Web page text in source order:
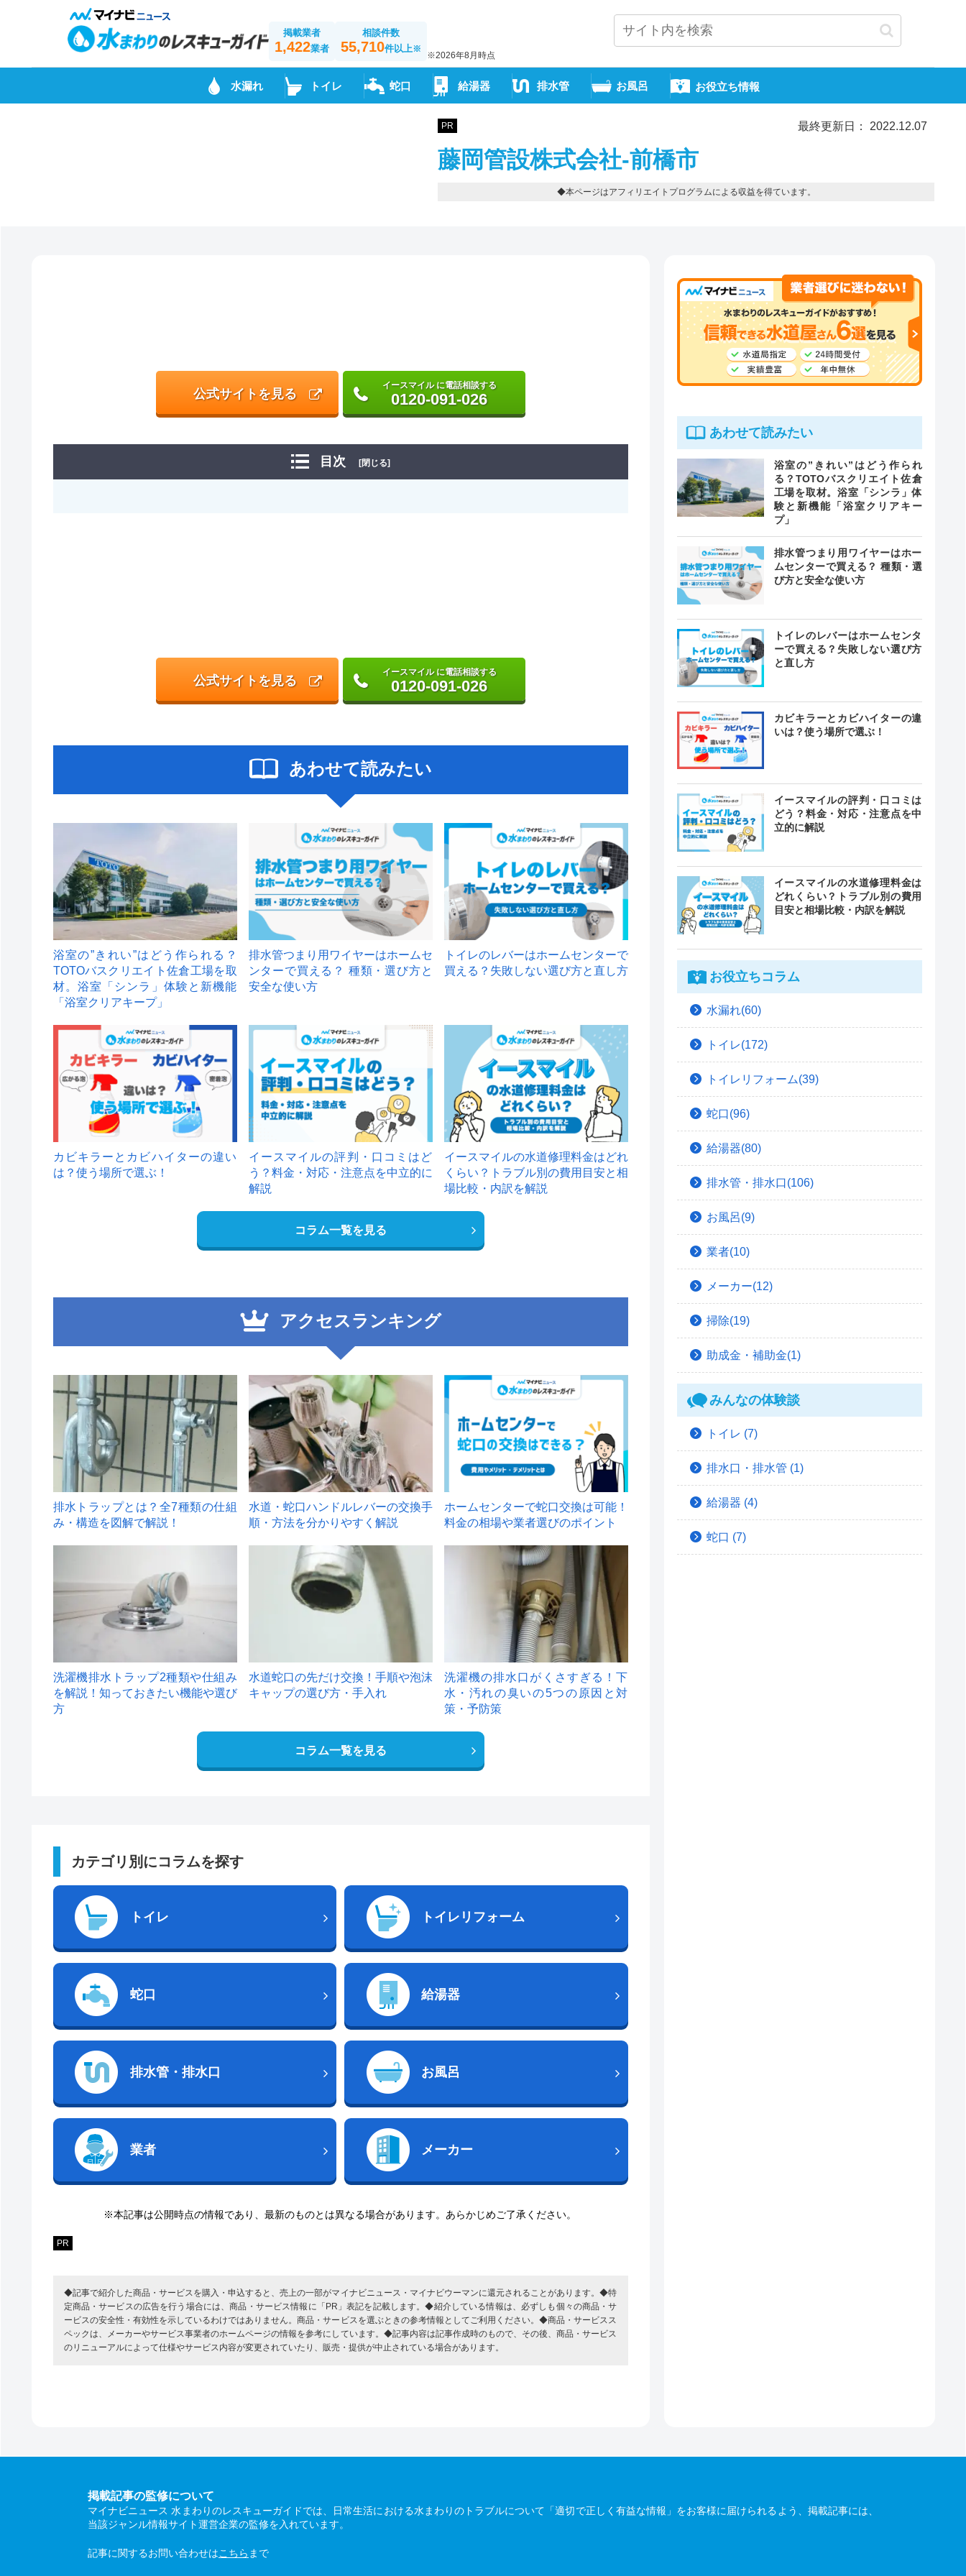
掲載業者
1,422業者
相談件数
55,710件以上※
※2026年8月時点
水漏れ トイレ 蛇口 給湯器 排水管 お風呂 お役立ち情報
PR 最終更新日： 2022.12.07
藤岡管設株式会社-前橋市
◆本ページはアフィリエイトプログラムによる収益を得ています。
公式サイトを見る
イースマイル に電話相談する
0120-091-026
目次 [閉じる]
公式サイトを見る
イースマイル に電話相談する
0120-091-026
あわせて読みたい
浴室の”きれい”はどう作られる？
TOTOバスクリエイト佐倉工場を取
材。浴室「シンラ」体験と新機能
「浴室クリアキープ」
排水管つまり用ワイヤーはホームセ
ンターで買える？ 種類・選び方と
安全な使い方
トイレのレバーはホームセンターで
買える？失敗しない選び方と直し方
カビキラーとカビハイターの違い
は？使う場所で選ぶ！
イースマイルの評判・口コミはど
う？料金・対応・注意点を中立的に
解説
イースマイルの水道修理料金はどれ
くらい？トラブル別の費用目安と相
場比較・内訳を解説
コラム一覧を見る
アクセスランキング
1
排水トラップとは？全7種類の仕組
み・構造を図解で解説！
2
水道・蛇口ハンドルレバーの交換手
順・方法を分かりやすく解説
ホームセンターで蛇口交換は可能！
料金の相場や業者選びのポイント
洗濯機排水トラップ2種類や仕組み
を解説！知っておきたい機能や選び
方
水道蛇口の先だけ交換！手順や泡沫
キャップの選び方・手入れ
洗濯機の排水口がくさすぎる！下
水・汚れの臭いの5つの原因と対
策・予防策
コラム一覧を見る
カテゴリ別にコラムを探す
トイレ トイレリフォーム
蛇口 給湯器
排水管・排水口 お風呂
業者 メーカー
※本記事は公開時点の情報であり、最新のものとは異なる場合があります。あらかじめご了承ください。
PR
◆記事で紹介した商品・サービスを購入・申込すると、売上の一部がマイナビニュース・マイナビウーマンに還元されることがあります。◆特
定商品・サービスの広告を行う場合には、商品・サービス情報に「PR」表記を記載します。◆紹介している情報は、必ずしも個々の商品・サ
ービスの安全性・有効性を示しているわけではありません。商品・サービスを選ぶときの参考情報としてご利用ください。◆商品・サービスス
ペックは、メーカーやサービス事業者のホームページの情報を参考にしています。◆記事内容は記事作成時のもので、その後、商品・サービス
のリニューアルによって仕様やサービス内容が変更されていたり、販売・提供が中止されている場合があります。
あわせて読みたい
浴室の”きれい”はどう作られ
る？TOTOバスクリエイト佐倉
工場を取材。浴室「シンラ」体
験と新機能「浴室クリアキー
プ」
排水管つまり用ワイヤーはホー
ムセンターで買える？ 種類・選
び方と安全な使い方
トイレのレバーはホームセンタ
ーで買える？失敗しない選び方
と直し方
カビキラーとカビハイターの違
いは？使う場所で選ぶ！
イースマイルの評判・口コミは
どう？料金・対応・注意点を中
立的に解説
イースマイルの水道修理料金は
どれくらい？トラブル別の費用
目安と相場比較・内訳を解説
お役立ちコラム
水漏れ(60)
トイレ(172)
トイレリフォーム(39)
蛇口(96)
給湯器(80)
排水管・排水口(106)
お風呂(9)
業者(10)
メーカー(12)
掃除(19)
助成金・補助金(1)
みんなの体験談
トイレ (7)
排水口・排水管 (1)
給湯器 (4)
蛇口 (7)
掲載記事の監修について
マイナビニュース 水まわりのレスキューガイドでは、日常生活における水まわりのトラブルについて「適切で正しく有益な情報」をお客様に届けられるよう、掲載記事には、
当該ジャンル情報サイト運営企業の監修を入れています。
記事に関するお問い合わせはこちら まで